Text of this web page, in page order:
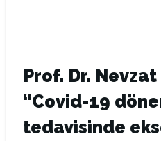
Prof. Dr.
“Covid-19
tedavisinde